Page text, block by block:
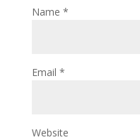
Name *
Email *
Website